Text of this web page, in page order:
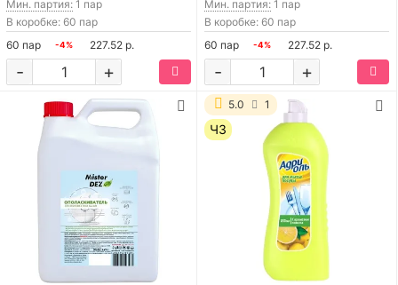
Мин. партия: 1 пар
В коробке: 60 пар
60 пар
-4% 227.52 р.
+
-
Мин. партия: 1 пар
В коробке: 60 пар
60 пар
-4% 227.52 р.
+
-
5.0 1
ЧЗ